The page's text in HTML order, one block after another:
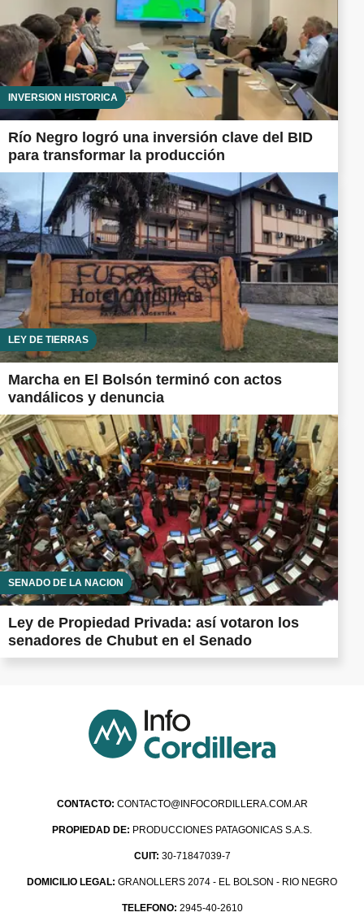
INVERSIÓN HISTÓRICA
Río Negro logró una inversión clave del BID
para transformar la producción
LEY DE TIERRAS
Marcha en El Bolsón terminó con actos
vandálicos y denuncia
SENADO DE LA NACIÓN
Ley de Propiedad Privada: así votaron los
senadores de Chubut en el Senado
CONTACTO: CONTACTO@INFOCORDILLERA.COM.AR
PROPIEDAD DE: PRODUCCIONES PATAGONICAS S.A.S.
CUIT: 30-71847039-7
DOMICILIO LEGAL: GRANOLLERS 2074 - EL BOLSON - RIO NEGRO
TELEFONO: 2945-40-2610